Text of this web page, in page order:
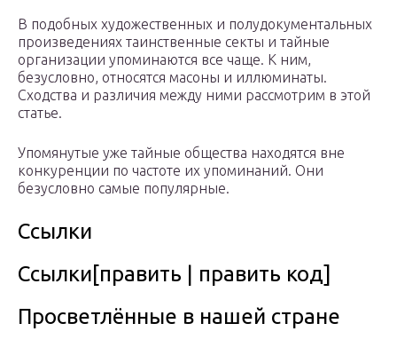
В подобных художественных и полудокументальных
произведениях таинственные секты и тайные
организации упоминаются все чаще. К ним,
безусловно, относятся масоны и иллюминаты.
Сходства и различия между ними рассмотрим в этой
статье.
Упомянутые уже тайные общества находятся вне
конкуренции по частоте их упоминаний. Они
безусловно самые популярные.
Ссылки
Ссылки[править | править код]
Просветлённые в нашей стране